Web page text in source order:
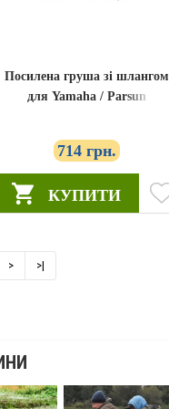
Посилена груша зі шлангом
для Yamaha / Parsun
714 грн.
КУПИТИ
> >|